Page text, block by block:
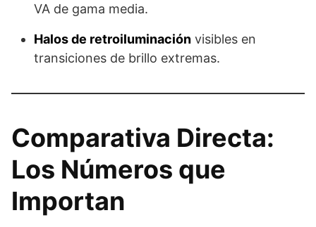
VA de gama media.
Halos de retroiluminación visibles en
transiciones de brillo extremas.
Comparativa Directa:
Los Números que
Importan